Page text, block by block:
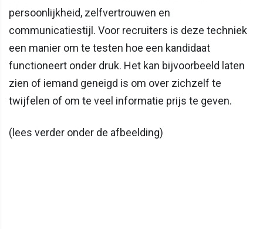
persoonlijkheid, zelfvertrouwen en
communicatiestijl. Voor recruiters is deze techniek
een manier om te testen hoe een kandidaat
functioneert onder druk. Het kan bijvoorbeeld laten
zien of iemand geneigd is om over zichzelf te
twijfelen of om te veel informatie prijs te geven.
(lees verder onder de afbeelding)